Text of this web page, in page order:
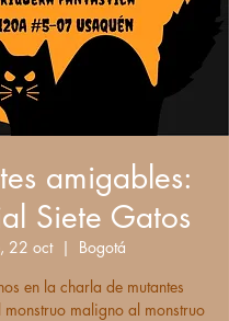
amigables:
Siete Gatos
22 oct
  |
Bogotá
en la charla de mutantes
maligno al monstruo